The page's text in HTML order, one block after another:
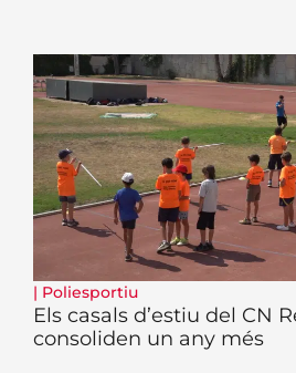
| Poliesportiu
Els casals d’estiu del CN
consoliden un any més